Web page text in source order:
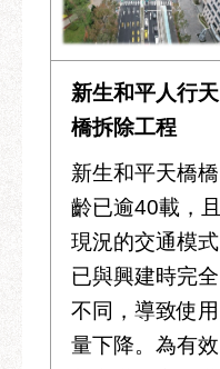
新生和平人行天
橋拆除工程
新生和平天橋橋
齡已逾40載，且
現況的交通模式
已與興建時完全
不同，導致使用
量下降。為有效